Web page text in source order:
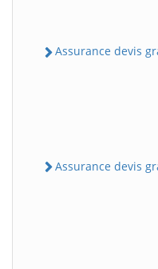
Assurance devis
Assurance devis